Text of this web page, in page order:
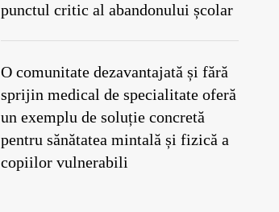
punctul critic al abandonului școlar
O comunitate dezavantajată și fără
sprijin medical de specialitate oferă
un exemplu de soluție concretă
pentru sănătatea mintală și fizică a
copiilor vulnerabili